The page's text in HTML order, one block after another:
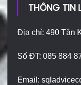
THÔNG TIN
Địa chỉ: 490 Tân
Số ĐT: 085 884
Email: